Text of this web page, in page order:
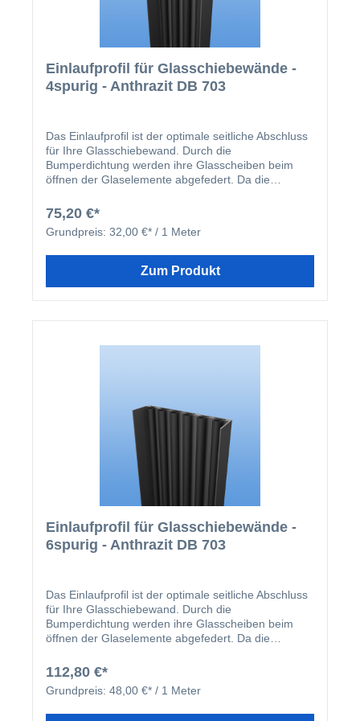
Einlaufprofil für Glasschiebewände -
4spurig - Anthrazit DB 703
Das Einlaufprofil ist der optimale seitliche Abschluss
für Ihre Glasschiebewand. Durch die
Bumperdichtung werden ihre Glasscheiben beim
öffnen der Glaselemente abgefedert. Da die
nicht direkt gegen den senkrechten Pfosten stoßen,
wir die Lebensdauer Ihrer Überdachung verlängert.
75,20 €*
Grundpreis: 32,00 €* / 1 Meter
Zum Produkt
Einlaufprofil für Glasschiebewände -
6spurig - Anthrazit DB 703
Das Einlaufprofil ist der optimale seitliche Abschluss
für Ihre Glasschiebewand. Durch die
Bumperdichtung werden ihre Glasscheiben beim
öffnen der Glaselemente abgefedert. Da die
nicht direkt gegen den senkrechten Pfosten stoßen,
wir die Lebensdauer Ihrer Überdachung verlängert.
112,80 €*
Grundpreis: 48,00 €* / 1 Meter